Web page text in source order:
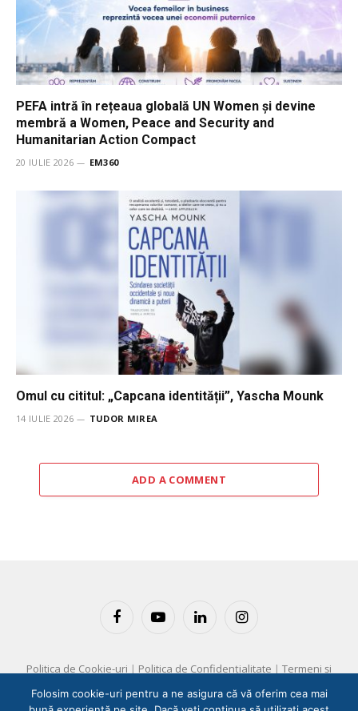
PEFA intră în rețeaua globală UN Women și devine
membră a Women, Peace and Security and
Humanitarian Action Compact
20 IULIE 2026 EM360
Omul cu cititul: „Capcana identității”, Yascha Mounk
14 IULIE 2026 TUDOR MIREA
ADD A COMMENT
FacebookYouTubeLinkedInInstagram
Politica de Cookie-uri | Politica de Confidențialitate | Termeni și
Folosim cookie-uri pentru a ne asigura că vă oferim cea mai